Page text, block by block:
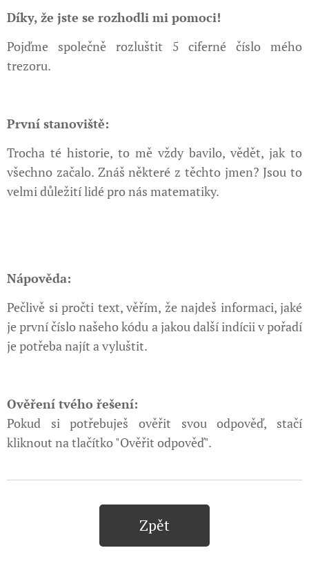
Díky, že jste se rozhodli mi pomoci!
Pojďme společně rozluštit 5 ciferné číslo mého
trezoru.
První stanoviště:
Trocha té historie, to mě vždy bavilo, vědět, jak to
všechno začalo. Znáš některé z těchto jmen? Jsou to
velmi důležití lidé pro nás matematiky.
Nápověda:
Pečlivě si pročti text, věřím, že najdeš informaci, jaké
je první číslo našeho kódu a jakou další indícii v pořadí
je potřeba najít a vyluštit.
Ověření tvého řešení:
Pokud si potřebuješ ověřit svou odpověď, stačí
kliknout na tlačítko "Ověřit odpověď".
Zpět